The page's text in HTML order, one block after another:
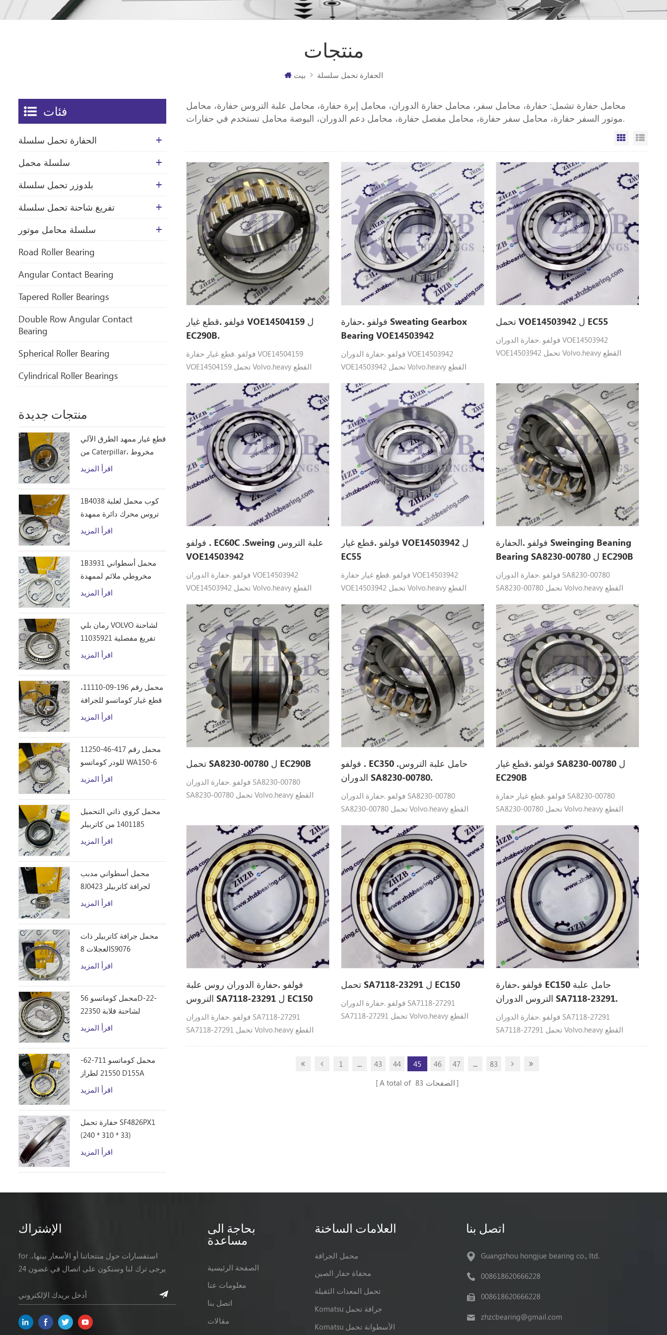
منتجات
بيت الحفارة تحمل سلسلة
محامل حفارة تشمل: حفارة، محامل سفر، محامل حفارة الدوران، محامل إبرة حفارة، محامل علبة التروس حفارة، محامل
موتور السفر حفارة، محامل سفر حفارة، محامل مفصل حفارة، محامل دعم الدوران، البوصة محامل تستخدم في حفارات.
الشبكة
فولفو .قطع غيار VOE14504159 ل
EC290B.
فولفو .قطع غيار حفارة VOE14504159
VOE14504159 تحمل Volvo.heavy القطع
فولفو .حفارة Sweating Gearbox
Bearing VOE14503942
فولفو .حفارة الدوران VOE14503942
VOE14503942 تحمل Volvo.heavy القطع
EC60D .
تحمل VOE14503942 ل EC55
فولفو .حفارة الدوران VOE14503942
VOE14503942 تحمل Volvo.heavy القطع
فولفو . EC60C .Sweing علبة التروس
VOE14503942
فولفو .حفارة الدوران VOE14503942
VOE14503942 تحمل Volvo.heavy القطع
EC60D .
فولفو .قطع غيار VOE14503942 ل
EC55
فولفو .قطع غيار حفارة VOE14503942
VOE14503942 تحمل Volvo.heavy القطع
EC60D .
فولفو .الحفارة Sweinging Beaning
Bearing SA8230-00780 ل EC290B
فولفو .حفارة الدوران SA8230-00780
SA8230-00780 تحمل Volvo.heavy القطع
تحمل SA8230-00780 ل EC290B
فولفو .حفارة الدوران SA8230-00780
SA8230-00780 تحمل Volvo.heavy القطع
فولفو . EC350 .حامل علبة التروس
الدوران SA8230-00780.
فولفو .حفارة الدوران SA8230-00780
SA8230-00780 تحمل Volvo.heavy القطع
فولفو .قطع غيار SA8230-00780 ل
EC290B
فولفو .قطع غيار حفارة SA8230-00780
SA8230-00780 تحمل Volvo.heavy القطع
فولفو .حفارة الدوران روس علبة
التروس SA7118-23291 ل EC150
فولفو .حفارة الدوران SA7118-27291
SA7118-27291 تحمل Volvo.heavy القطع
تحمل SA7118-23291 ل EC150
فولفو .حفارة الدوران SA7118-27291
SA7118-27291 تحمل Volvo.heavy القطع
فولفو .حفارة EC150 حامل علبة
التروس الدوران SA7118-23291.
فولفو .حفارة الدوران SA7118-27291
SA7118-27291 تحمل Volvo.heavy القطع
1 ... 43 44 45 46 47 ...
83
A total of 83 الصفحات
فئات
الحفارة تحمل سلسلة
سلسلة محمل
بلدوزر تحمل سلسلة
تفريغ شاحنة تحمل سلسلة
سلسلة محامل موتور
​Road Roller Bearing
Angular Contact Bearing
Tapered Roller Bearings
Double Row Angular Contact
Bearing
Spherical Roller Bearing
Cylindrical Roller Bearings
منتجات جديدة
قطع غيار ممهد الطرق الآلي
من Caterpillar، مخروط
محمل أسطواني مخروطي
المحامل
اقرأ المزيد
1B4038 كوب محمل لعلبة
تروس محرك دائرة ممهدة
الطرق
اقرأ المزيد
1B3931 محمل أسطواني
مخروطي ملائم لممهدة
الطرق من Caterpillar 12F
اقرأ المزيد
رمان بلي VOLVO لشاحنة
تفريغ مفصلية 11035921
اقرأ المزيد
محمل رقم 196-09-11110،
قطع غيار كوماتسو للجرافة
D355C
اقرأ المزيد
محمل رقم 417-46-11250
للودر كوماتسو WA150-6
اقرأ المزيد
محمل كروي ذاتي التحميل
1401185 من كاتربيلر
اقرأ المزيد
محمل أسطواني مدبب
8J0423 لجرافة كاتربيلر
D10R
اقرأ المزيد
محمل جرافة كاتربيلر ذات
العجلات 8S9076
اقرأ المزيد
محمل كوماتسو 56D-22-
22350 لشاحنة قلابة
HM250
اقرأ المزيد
محمل كوماتسو 711-62-
21550 لطراز D155A
اقرأ المزيد
حفارة تحمل SF4826PX1
(240 * 310 * 33)
اقرأ المزيد
الإشتراك
for .استفسارات حول منتجاتنا أو الأسعار بينها،
يرجى ترك لنا وسنكون على اتصال في غضون 24
بحاجة الى
مساعدة
الصفحة الرئيسية
معلومات عنا
اتصل بنا
مقالات
العلامات الساخنة
محمل الجرافة
محفاة حفار الصين
تحمل المعدات الثقيلة
Komatsu جرافة تحمل
Komatsu الأسطوانة تحمل
اتصل بنا
Guangzhou hongjue bearing co., ltd.
008618620666228
008618620666228
zhzcbearing@gmail.com